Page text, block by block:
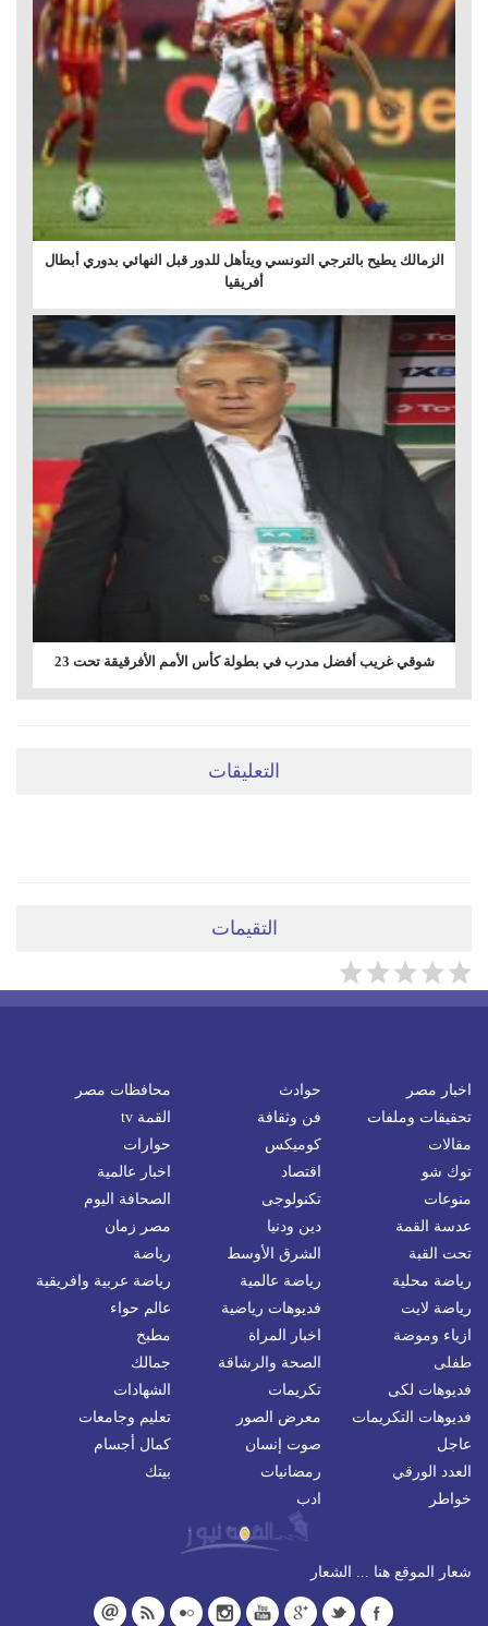
الزمالك يطيح بالترجي التونسي ويتأهل للدور قبل النهائي بدوري أبطال
أفريقيا
شوقي غريب أفضل مدرب في بطولة كأس الأمم الأفرقيقة تحت 23
التعليقات
التقيمات
اخبار مصر حوادث
محافظات مصر
تحقيقات وملفات
فن وثقافة
القمة tv
مقالات
كوميكس
حوارات
توك شو
اقتصاد
اخبار عالمية
منوعات
تكنولوجى
الصحافة اليوم
عدسة القمة
دين ودنيا
مصر زمان
تحت القبة
الشرق الأوسط
رياضة
رياضة محلية
رياضة عالمية
رياضة عربية وافريقية
رياضة لايت
فديوهات رياضية
عالم حواء
ازياء وموضة
اخبار المراة
مطبخ
طفلى
الصحة والرشاقة
جمالك
فديوهات لكى
تكريمات
الشهادات
فديوهات التكريمات
معرض الصور
تعليم وجامعات
عاجل
صوت إنسان
كمال أجسام
العدد الورقي
رمضانيات
بيتك
خواطر
ادب
شعار الموقع هنا ... الشعار